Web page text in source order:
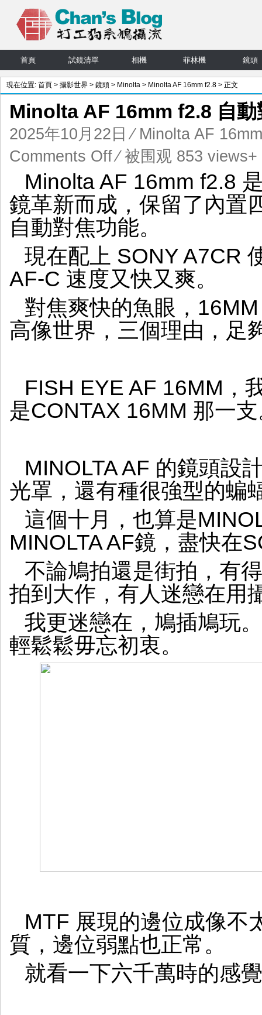
首頁 試鏡清單 相機 菲林機 鏡頭
現在位置: 首頁 > 攝影世界 > 鏡頭 > Minolta > Minolta AF 16mm f2.8 > 正文
Minolta AF 16mm f2.8 自動
2025年10月22日 ⁄ Minolta AF
Comments Offon
Minolta
AF
16mm
f2.8
自
焦
魚
世
界
⁄ 被围观 853 views+
Minolta AF 16mm f2.8
鏡革新而成，保留了內置
自動對焦功能。
現在配上 SONY A7CR
AF-C 速度又快又爽。
對焦爽快的魚眼，
高像世界，三個理由，足
FISH EYE AF 16MM，
是CONTAX 16MM 那一
MINOLTA AF 的鏡頭設
光罩，還有種很強型的蝙
這個十月，也算是
MINOLTA AF鏡，盡快在
不論鳩拍還是街拍，有
拍到大作，有人迷戀在用
我更迷戀在，鳩插鳩玩
輕鬆鬆毋忘初衷。
MTF 展現的邊位成像不
質，邊位弱點也正常。
就看一下六千萬時的感